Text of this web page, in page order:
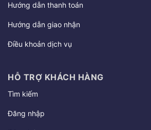
Hướng dẫn thanh toán
Hướng dẫn giao nhận
Điều khoản dịch vụ
HỖ TRỢ KHÁCH HÀNG
Tìm kiếm
Đăng nhập